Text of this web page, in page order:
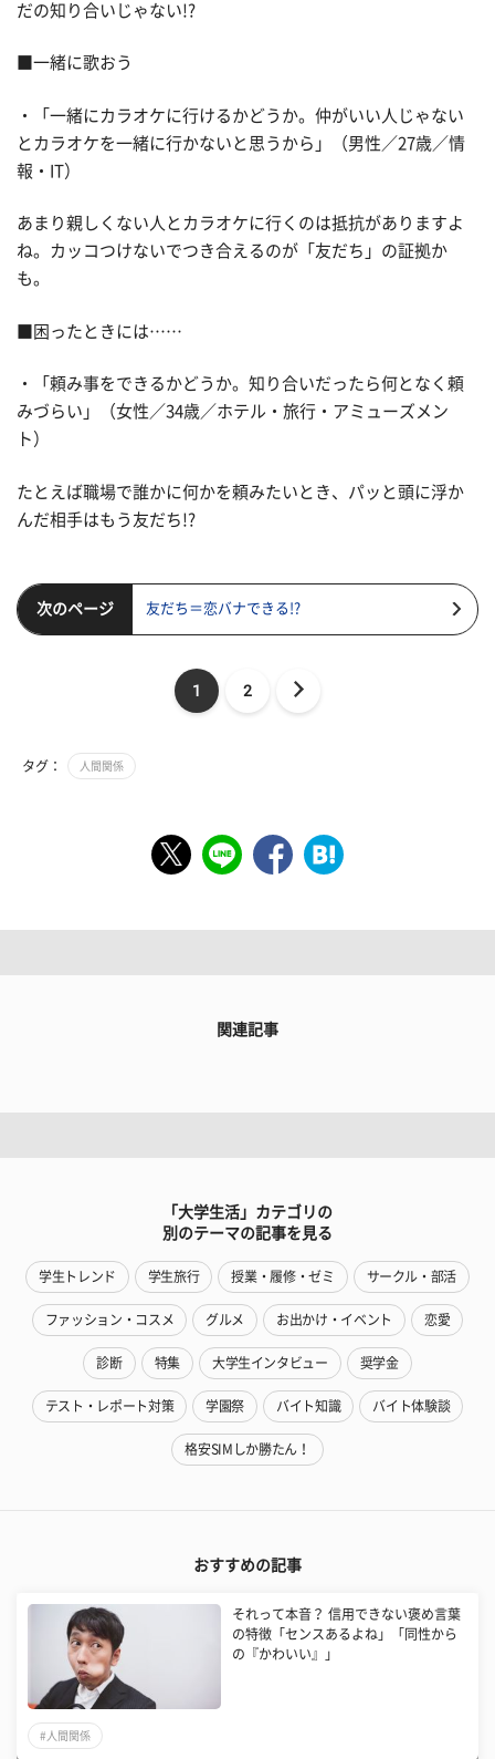
だの知り合いじゃない!?
■一緒に歌おう
・「一緒にカラオケに行けるかどうか。仲がいい人じゃない
とカラオケを一緒に行かないと思うから」（男性／27歳／情
報・IT）
あまり親しくない人とカラオケに行くのは抵抗がありますよ
ね。カッコつけないでつき合えるのが「友だち」の証拠か
も。
■困ったときには……
・「頼み事をできるかどうか。知り合いだったら何となく頼
みづらい」（女性／34歳／ホテル・旅行・アミューズメン
ト）
たとえば職場で誰かに何かを頼みたいとき、パッと頭に浮か
んだ相手はもう友だち!?
次のページ 友だち＝恋バナできる!?
1 2
タグ： 人間関係
関連記事
「大学生活」カテゴリの
別のテーマの記事を見る
学生トレンド 学生旅行 授業・履修・ゼミ サークル・部活
ファッション・コスメ グルメ お出かけ・イベント 恋愛
診断 特集 大学生インタビュー 奨学金
テスト・レポート対策 学園祭 バイト知識 バイト体験談
格安SIMしか勝たん！
おすすめの記事
それって本音？ 信用できない褒め言葉
の特徴「センスあるよね」「同性から
の『かわいい』」
#人間関係